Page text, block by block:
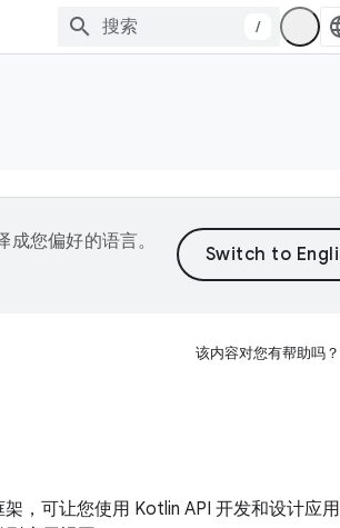
/
您偏好的语言。
该内容对您有帮助吗？
，可让您使用 Kotlin API 开发和设计应用